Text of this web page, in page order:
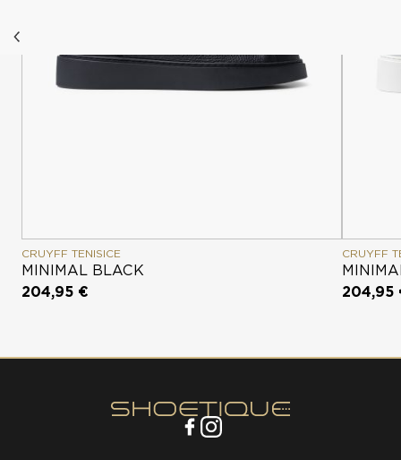
CRUYFF TENISICE
MINIMAL BLACK
204,95 €
CRUYFF
204,95